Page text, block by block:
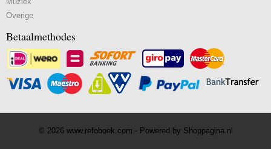
Overige
Betaalmethodes
© 2026 www.refoboek.com - Powered by Shoppagina.nl